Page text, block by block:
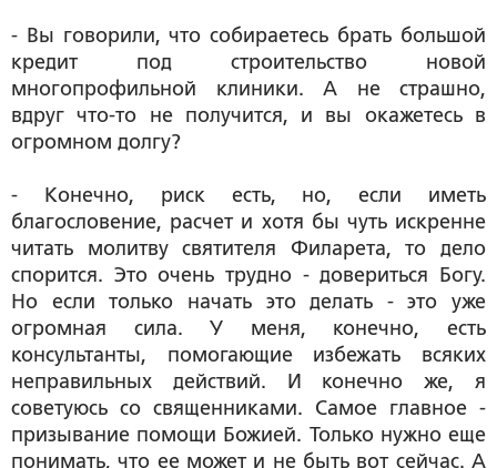
- Вы говорили, что собираетесь брать большой
кредит под строительство новой
многопрофильной клиники. А не страшно,
вдруг что-то не получится, и вы окажетесь в
огромном долгу?
- Конечно, риск есть, но, если иметь
благословение, расчет и хотя бы чуть искренне
читать молитву святителя Филарета, то дело
спорится. Это очень трудно - довериться Богу.
Но если только начать это делать - это уже
огромная сила. У меня, конечно, есть
консультанты, помогающие избежать всяких
неправильных действий. И конечно же, я
советуюсь со священниками. Самое главное -
призывание помощи Божией. Только нужно еще
понимать, что ее может и не быть вот сейчас. А